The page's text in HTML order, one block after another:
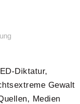
Diktatur,
Gewalt
Medien